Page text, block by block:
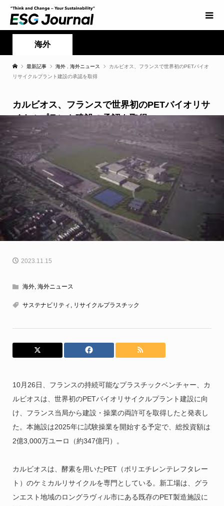
海外
最新記事 海外 海外ニュース
カルビオス、フランスで世界初のPETバイオ
リサイクルプラント建設の承認を取得
カルビオス、フランスで世界初のPETバイオリサ
イクルプラント建設の承認を取得
2023.11.15
海外, 海外ニュース
サステナビリティ , リサイクルプラスチック
10月26日、フランスの持続可能なプラスチックベンチャー、カ
ルビオスは、世界初のPETバイオリサイクルプラント建設に向
け、フランス当局から建設・操業の両許可を取得したと発表し
た。本施設は2025年に試験操業を開始する予定で、総投資額は
2億3,000万ユーロ（約347億円）。
カルビオスは、酵素を用いたPET（ポリエチレンテレフタレー
ト）のケミカルリサイクルを専門としている。新工場は、グラ
ンエスト地域のロングラヴィル市にある既存のPET製造施設に